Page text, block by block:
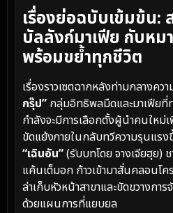
เรื่องย่อฉบับเข้มข้น:
บัลลังก์มาเฟีย กับหม
พร้อมขย้ำทุกชีวิต
เรื่องราวเซตฉากหลังท่ามกลางควา
กรุ๊ป” กลุ่มอิทธิพลมืดและมาเฟียที่
กำลังจะมีการเลือกตั้งผู้นำคนใหม่
ขัดแย้งภายในกลับทวีความรุนแร
“เฉินอัน”(รับบทโดย จางเจียฮุย)
แค้นเต็มอก ก้าวเข้ามาสั่นคลอนโ
ล่าเก็บหัวหน้าสาขาและขัดขวางกา
ด้วยแผนการที่แยบยล